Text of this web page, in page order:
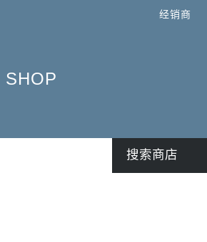
经销商
SHOP
搜索商店